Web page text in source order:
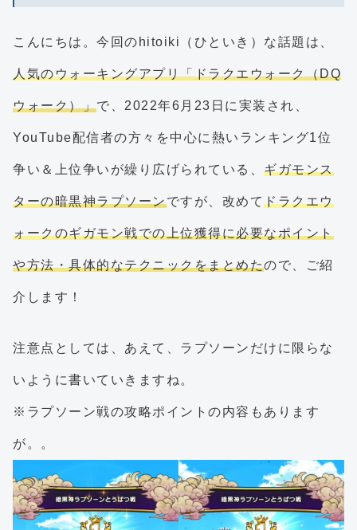
こんにちは。今回のhitoiki（ひといき）な話題は、
人気のウォーキングアプリ「ドラクエウォーク（DQ
ウォーク）」で、2022年6月23日に実装され、
YouTube配信者の方々を中心に熱いランキング1位
争い＆上位争いが繰り広げられている、 ギガモンス
ターの暗黒神ラプソーンですが、改めてドラクエウ
ォークのギガモン戦での上位獲得に必要なポイント
や方法・具体的なテクニックをまとめたので、ご紹
介します！
注意点としては、あえて、ラプソーンだけに限らな
いように書いていきますね。
※ラプソーン戦の攻略ポイントの内容もあります
が。。